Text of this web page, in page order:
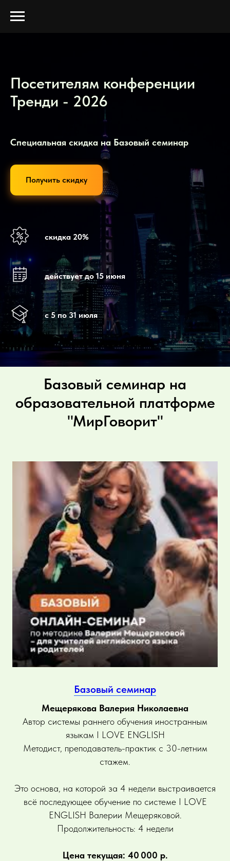
Посетителям конференции
Тренди - 2026
Специальная скидка на Базовый семинар
Получить скидку
скидка 20%
действует до 15 июня
с 5 по 31 июля
Базовый семинар на
образовательной платформе
"МирГоворит"
Базовый семинар
Мещерякова Валерия Николаевна
Автор системы раннего обучения иностранным
языкам I LOVE ENGLISH
Методист, преподаватель-практик с 30-летним
стажем.
Это основа, на которой за 4 недели выстраивается
всё последующее обучение по системе I LOVE
ENGLISH Валерии Мещеряковой.
Продолжительность: 4 недели
Цена текущая: 40 000 р.